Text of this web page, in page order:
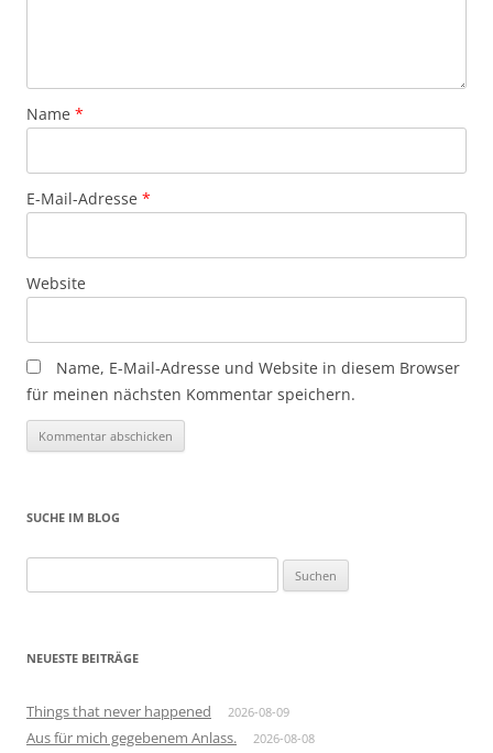
Name *
E-Mail-Adresse *
Website
Name, E-Mail-Adresse und Website in diesem Browser
für meinen nächsten Kommentar speichern.
SUCHE IM BLOG
nach:
NEUESTE BEITRÄGE
Things that never happened 2026-08-09
Aus für mich gegebenem Anlass. 2026-08-08